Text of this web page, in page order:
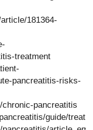
181364-
treatment
pancreatitis-risks-
chronic-pancreatitis
guide/